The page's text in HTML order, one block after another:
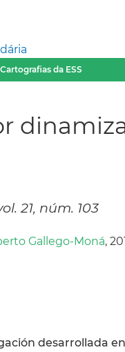
Cartografias da ESS
21, núm. 103
Gallego-Moná,
desarrollada